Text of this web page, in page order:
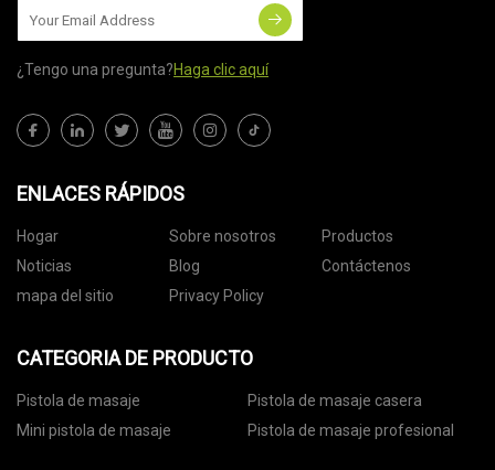
¿Tengo una pregunta?Haga clic aquí
ENLACES RÁPIDOS
Hogar Sobre nosotros
Productos
Noticias
Blog
Contáctenos
mapa del sitio
Privacy Policy
CATEGORIA DE PRODUCTO
Pistola de masaje
Pistola de masaje casera
Mini pistola de masaje
Pistola de masaje profesional